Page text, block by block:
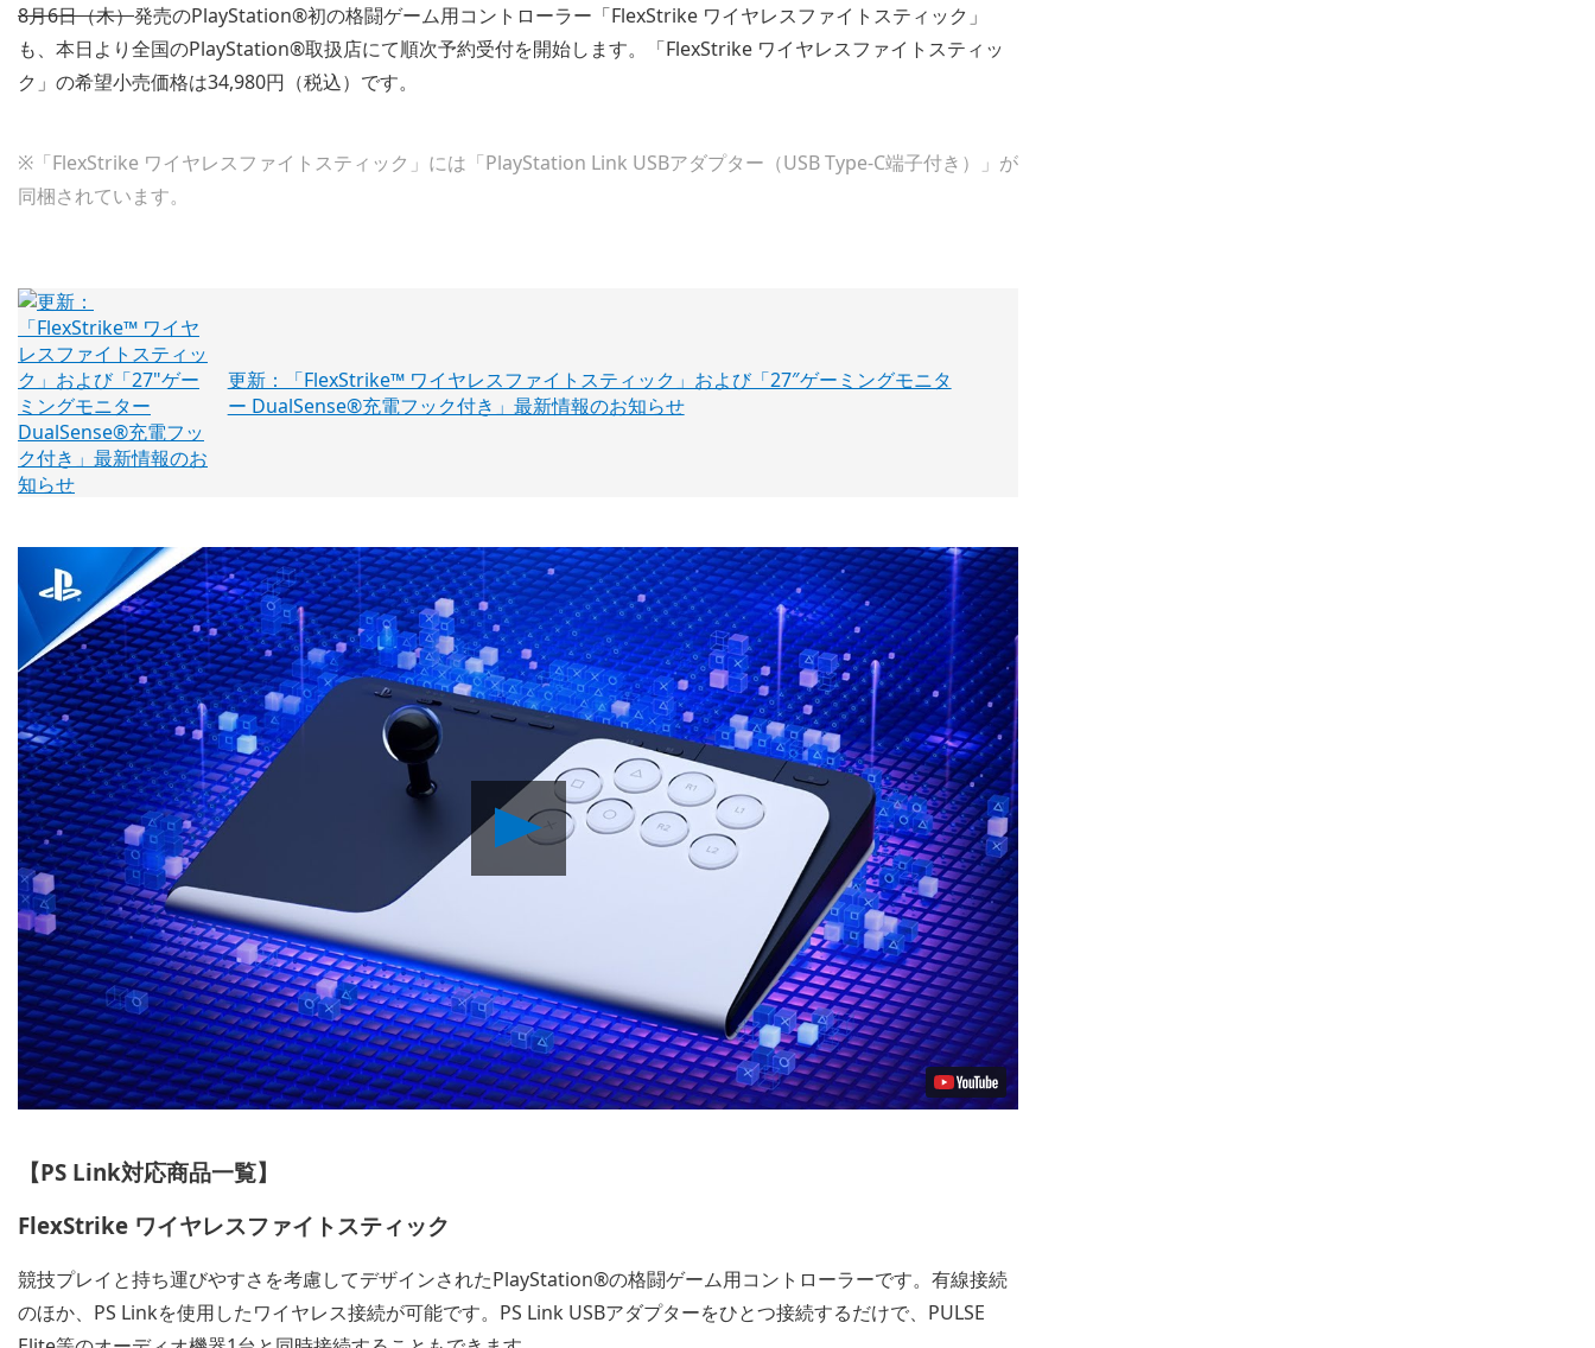
8月6日（木）発売のPlayStation®初の格闘ゲーム用コントローラー「FlexStrike ワイヤレスファイトスティック」
も、本日より全国のPlayStation®取扱店にて順次予約受付を開始します。「FlexStrike ワイヤレスファイトスティッ
ク」の希望小売価格は34,980円（税込）です。
※「FlexStrike ワイヤレスファイトスティック」には「PlayStation Link USBアダプター（USB Type-C端子付き）」が
同梱されています。
更新：「FlexStrike™ ワイヤレスファイトスティック」および「27″ゲーミングモニタ
ー DualSense®充電フック付き」最新情報のお知らせ
Play
Video
【PS Link対応商品一覧】
FlexStrike ワイヤレスファイトスティック
競技プレイと持ち運びやすさを考慮してデザインされたPlayStation®の格闘ゲーム用コントローラーです。有線接続
のほか、PS Linkを使用したワイヤレス接続が可能です。PS Link USBアダプターをひとつ接続するだけで、PULSE